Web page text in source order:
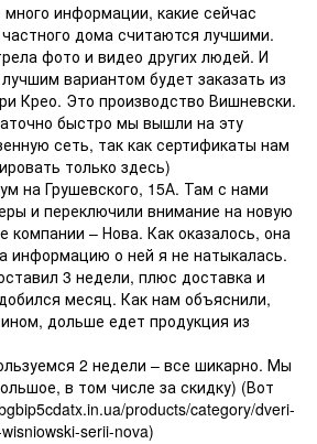
много информации, какие сейчас
дома считаются лучшими.
фото и видео других людей. И
вариантом будет заказать из
Крео. Это производство Вишневски.
быстро мы вышли на эту
сеть, так как сертификаты нам
только здесь)
на Грушевского, 15А. Там с нами
и переключили внимание на новую
компании – Нова. Как оказалось, она
информацию о ней я не натыкалась.
3 недели, плюс доставка и
месяц. Как нам объяснили,
дольше едет продукция из
2 недели – все шикарно. Мы
в том числе за скидку) (Вот
products/category/dveri-
serii-nova)